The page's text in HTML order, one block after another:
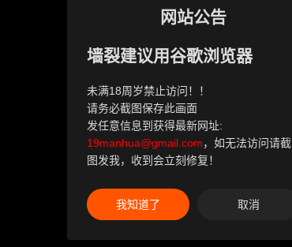
网站公告
墙裂建议用谷歌浏览器
未满18周岁禁止访问！！
请务必截图保存此画面
发任意信息到获得最新网址:
19manhua@gmail.com，如无法访问请截
图发我，收到会立刻修复！
我知道了 取消